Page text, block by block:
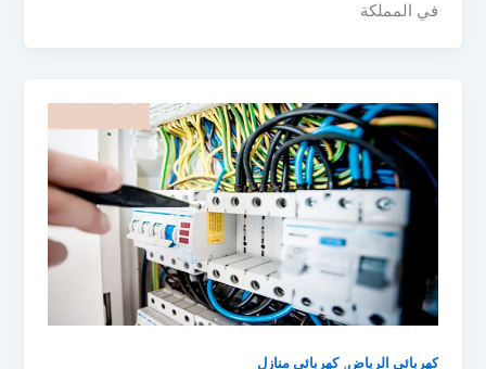
في المملكة
كهربائي الرياض,كهربائي منازل